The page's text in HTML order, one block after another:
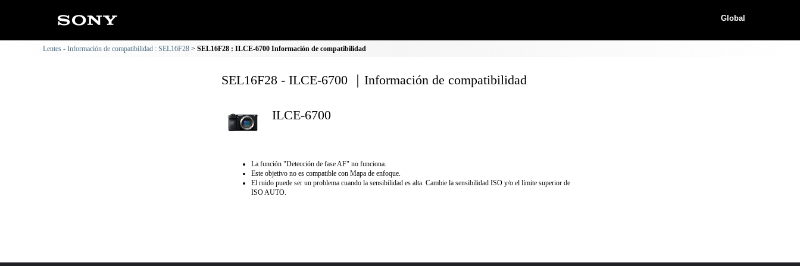
Global
Lentes - Información de compatibilidad : SEL16F28 SEL16F28 : ILCE-6700 Información de compatibilidad
SEL16F28 - ILCE-6700 ｜Información de compatibilidad
ILCE-6700
La función "Detección de fase AF" no funciona.
Este objetivo no es compatible con Mapa de enfoque.
El ruido puede ser un problema cuando la sensibilidad es alta. Cambie la sensibilidad ISO y/o el límite superior de
ISO AUTO.